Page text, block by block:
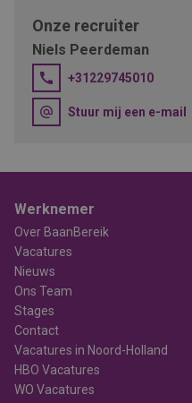
Onze recruiter
Niels Peerdeman
+31229745010
Stuur mij een e-mail
Werknemer
Over BaanBereik
Vacatures
Nieuws
Ons Team
Stages
Contact
Vacatures in Noord-Holland
HBO Vacatures
WO Vacatures